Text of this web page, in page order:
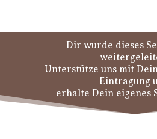
Dir wurde dieses
Unterstütze uns mit
Eintragung
erhalte Dein eigenes